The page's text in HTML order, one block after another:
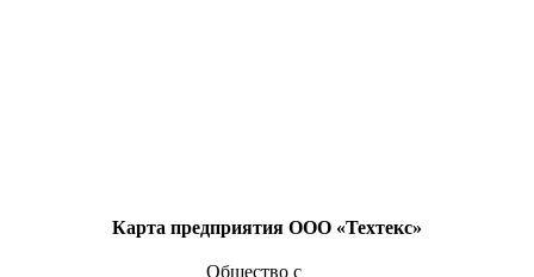
Карта предприятия ООО «Техтекс»
Общество с